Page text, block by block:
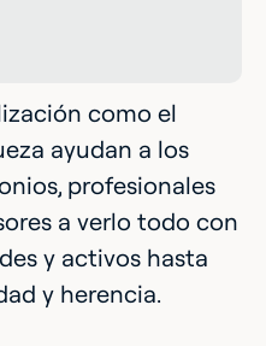
como el
ayudan a los
profesionales
a verlo todo con
y activos hasta
y herencia.